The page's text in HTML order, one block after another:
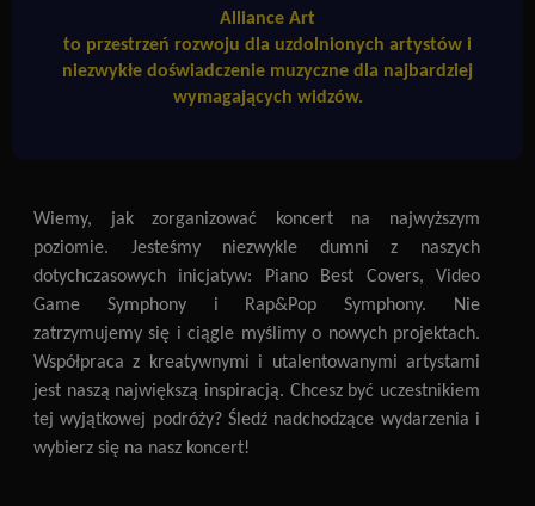
Alliance Art
to przestrzeń rozwoju dla uzdolnionych artystów i
niezwykłe doświadczenie muzyczne dla najbardziej
wymagających widzów.
Wiemy, jak zorganizować koncert
na najwyższym
poziomie. Jesteśmy niezwykle dumni z naszych
dotychczasowych inicjatyw: Piano Best Covers, Video
Game Symphony i Rap&Pop Symphony. Nie
zatrzymujemy się i ciągle myślimy o nowych projektach.
Współpraca z kreatywnymi i utalentowanymi artystami
jest naszą największą inspiracją. Chcesz być uczestnikiem
tej wyjątkowej podróży? Śledź nadchodzące wydarzenia i
wybierz się na nasz koncert!